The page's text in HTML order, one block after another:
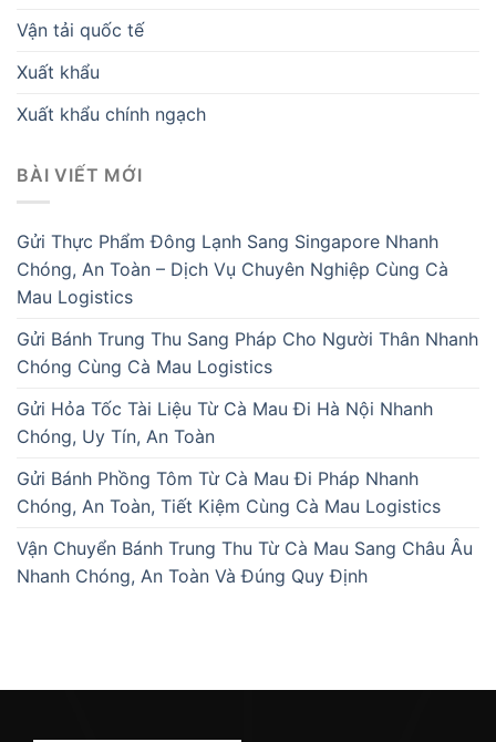
Vận tải quốc tế
Xuất khẩu
Xuất khẩu chính ngạch
BÀI VIẾT MỚI
Gửi Thực Phẩm Đông Lạnh Sang Singapore Nhanh
Chóng, An Toàn – Dịch Vụ Chuyên Nghiệp Cùng Cà
Mau Logistics
Gửi Bánh Trung Thu Sang Pháp Cho Người Thân Nhanh
Chóng Cùng Cà Mau Logistics
Gửi Hỏa Tốc Tài Liệu Từ Cà Mau Đi Hà Nội Nhanh
Chóng, Uy Tín, An Toàn
Gửi Bánh Phồng Tôm Từ Cà Mau Đi Pháp Nhanh
Chóng, An Toàn, Tiết Kiệm Cùng Cà Mau Logistics
Vận Chuyển Bánh Trung Thu Từ Cà Mau Sang Châu Âu
Nhanh Chóng, An Toàn Và Đúng Quy Định